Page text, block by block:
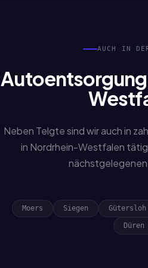
AUCH IN
Neben Telgte sind wir auch in
in Nordrhein-Westfalen
Moers Siegen Gütersloh
Düren